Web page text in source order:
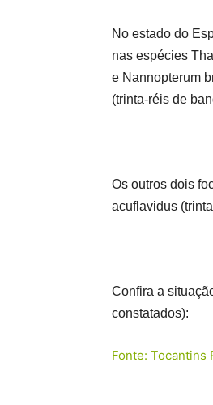
No estado do
nas espécies
e Nannopterum
(trinta-réis de
Os outros dois
acuflavidus
Confira a
constatados):
Fonte: Tocantins